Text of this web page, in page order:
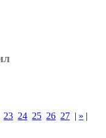
23 24 25 26 27 | » |